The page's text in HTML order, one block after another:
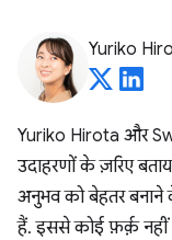
Yuriko
Yuriko Hirota और
उदाहरणों के ज़रिए
अनुभव को बेहतर
हैं. इससे कोई फ़र्क़